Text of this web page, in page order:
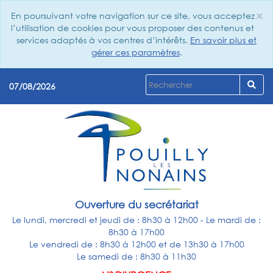
×
En poursuivant votre navigation sur ce site, vous acceptez
l’utilisation de cookies pour vous proposer des contenus et
services adaptés à vos centres d’intérêts. En savoir plus et
gérer ces paramètres.
07/08/2026
Ouverture du secrétariat
Le lundi, mercredi et jeudi de : 8h30 à 12h00 - Le mardi de :
8h30 à 17h00
Le vendredi de : 8h30 à 12h00 et de 13h30 à 17h00
Le samedi de : 8h30 à 11h30